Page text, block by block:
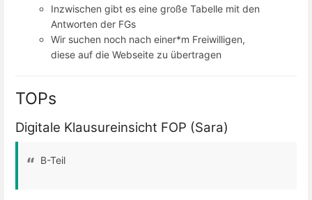
Inzwischen gibt es eine große Tabelle mit den
Antworten der FGs
Wir suchen noch nach einer*m Freiwilligen,
diese auf die Webseite zu übertragen
TOPs
Digitale Klausureinsicht FOP (Sara)
B-Teil